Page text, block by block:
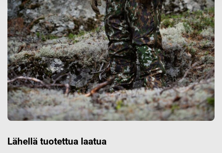
Lähellä tuotettua laatua